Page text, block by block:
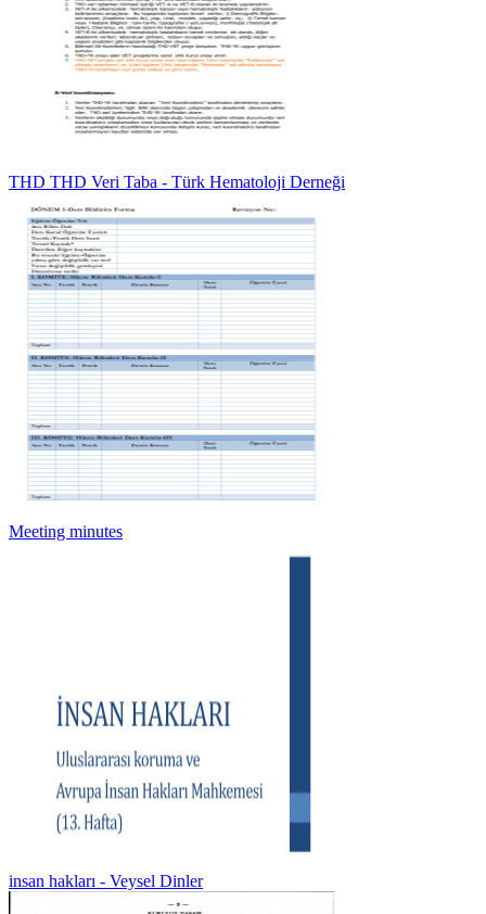
THD THD Veri Taba - Türk Hematoloji Derneği
Meeting minutes
insan hakları - Veysel Dinler